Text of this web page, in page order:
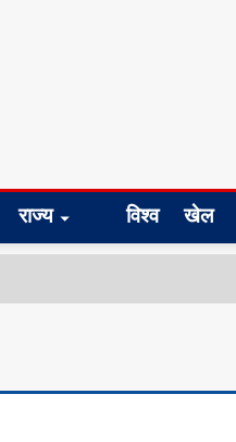
राज्य विश्व खेल